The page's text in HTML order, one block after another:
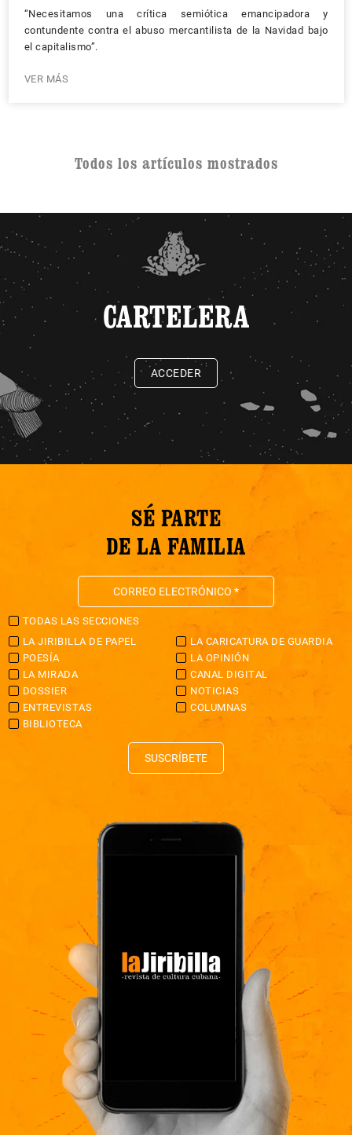
“Necesitamos una crítica semiótica emancipadora y
contundente contra el abuso mercantilista de la Navidad bajo
el capitalismo”.
VER MÁS
Todos los artículos mostrados
CARTELERA
ACCEDER
SÉ PARTE
DE LA FAMILIA
TODAS LAS SECCIONES
LA JIRIBILLA DE PAPEL
LA CARICATURA DE GUARDIA
POESÍA
LA OPINIÓN
LA MIRADA
CANAL DIGITAL
DOSSIER
NOTICIAS
ENTREVISTAS
COLUMNAS
BIBLIOTECA
SUSCRÍBETE